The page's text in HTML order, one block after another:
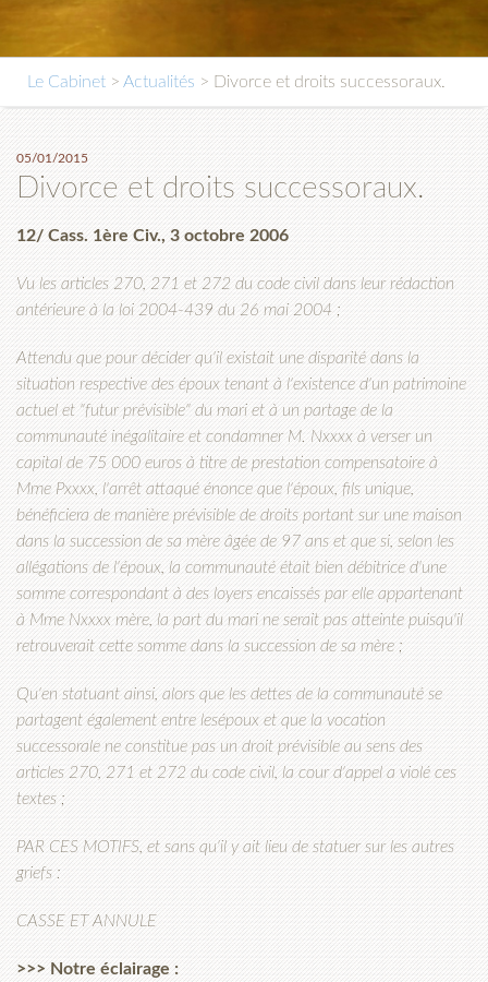
Le Cabinet > Actualités > Divorce et droits successoraux.
05/01/2015
Divorce et droits successoraux.
12/ Cass. 1ère Civ., 3 octobre 2006
Vu les articles 270, 271 et 272 du code civil dans leur rédaction
antérieure à la loi 2004-439 du 26 mai 2004 ;
Attendu que pour décider qu'il existait une disparité dans la
situation respective des époux tenant à l'existence d'un patrimoine
actuel et "futur prévisible" du mari et à un partage de la
communauté inégalitaire et condamner M. Nxxxx à verser un
capital de 75 000 euros à titre de prestation compensatoire à
Mme Pxxxx, l'arrêt attaqué énonce que l'époux, fils unique,
bénéficiera de manière prévisible de droits portant sur une maison
dans la succession de sa mère âgée de 97 ans et que si, selon les
allégations de l'époux, la communauté était bien débitrice d'une
somme correspondant à des loyers encaissés par elle appartenant
à Mme Nxxxx mère, la part du mari ne serait pas atteinte puisqu'il
retrouverait cette somme dans la succession de sa mère ;
Qu'en statuant ainsi, alors que les dettes de la communauté se
partagent également entre lesépoux et que la vocation
successorale ne constitue pas un droit prévisible au sens des
articles 270, 271 et 272 du code civil, la cour d'appel a violé ces
textes ;
PAR CES MOTIFS, et sans qu'il y ait lieu de statuer sur les autres
griefs :
CASSE ET ANNULE
>>> Notre éclairage :